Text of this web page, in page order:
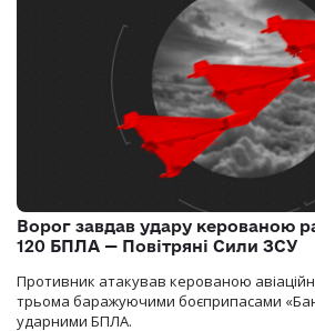
Ворог завдав удару керованою
120 БПЛА — Повітряні Сили ЗСУ
Противник атакував керованою
трьома баражуючими боєприпасами
ударними БПЛА.